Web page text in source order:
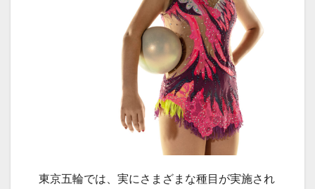
東京五輪では、実にさまざまな種目が実施され